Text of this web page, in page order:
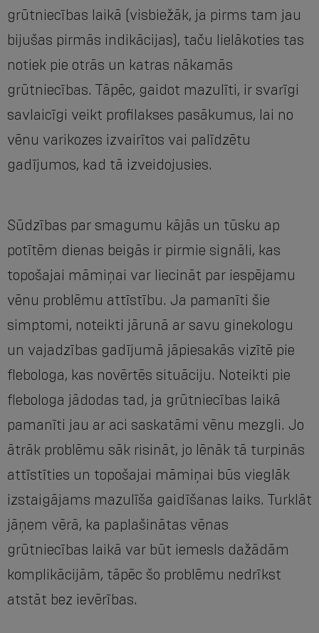
grūtniecības laikā (visbiežāk, ja pirms tam jau
bijušas pirmās indikācijas), taču lielākoties tas
notiek pie otrās un katras nākamās
grūtniecības. Tāpēc, gaidot mazulīti, ir svarīgi
savlaicīgi veikt profilakses pasākumus, lai no
vēnu varikozes izvairītos vai palīdzētu
gadījumos, kad tā izveidojusies.
Sūdzības par smagumu kājās un tūsku ap
potītēm dienas beigās ir pirmie signāli, kas
topošajai māmiņai var liecināt par iespējamu
vēnu problēmu attīstību. Ja pamanīti šie
simptomi, noteikti jārunā ar savu ginekologu
un vajadzības gadījumā jāpiesakās vizītē pie
flebologa, kas novērtēs situāciju. Noteikti pie
flebologa jādodas tad, ja grūtniecības laikā
pamanīti jau ar aci saskatāmi vēnu mezgli. Jo
ātrāk problēmu sāk risināt, jo lēnāk tā turpinās
attīstīties un topošajai māmiņai būs vieglāk
izstaigājams mazulīša gaidīšanas laiks. Turklāt
jāņem vērā, ka paplašinātas vēnas
grūtniecības laikā var būt iemesls dažādām
komplikācijām, tāpēc šo problēmu nedrīkst
atstāt bez ievērības.